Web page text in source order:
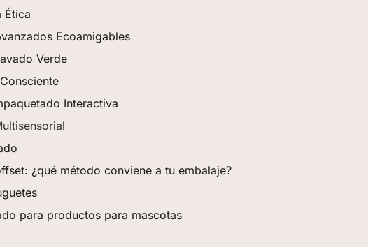
Ética
Ecoamigables
Verde
Interactiva
¿qué método conviene a tu embalaje?
para productos para mascotas